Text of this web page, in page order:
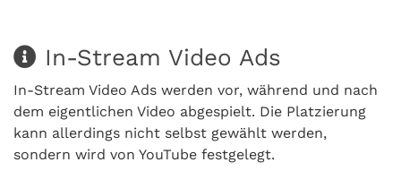
In-Stream Video Ads
In-Stream Video Ads werden vor, während und nach
dem eigentlichen Video abgespielt. Die Platzierung
kann allerdings nicht selbst gewählt werden,
sondern wird von YouTube festgelegt.